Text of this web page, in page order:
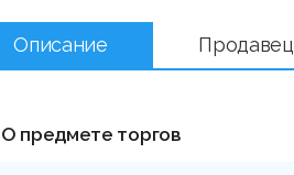
Описание Продавец
О предмете торгов